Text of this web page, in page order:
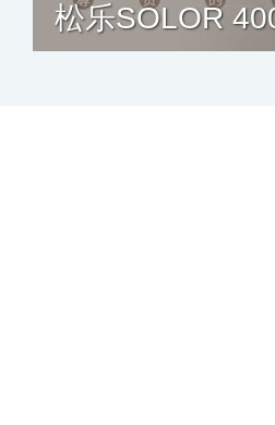
松乐SOLOR